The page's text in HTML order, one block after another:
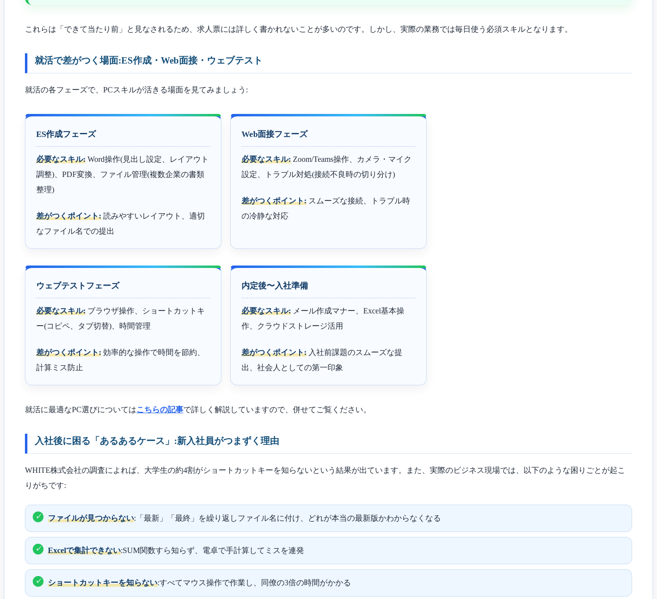
これらは「できて当たり前」と見なされるため、求人票には詳しく書かれないことが多いのです。しかし、実際の業務では毎日使う必須スキルとなります。
就活で差がつく場面:ES作成・Web面接・ウェブテスト
就活の各フェーズで、PCスキルが活きる場面を見てみましょう:
ES作成フェーズ
必要なスキル: Word操作(見出し設定、レイアウト
調整)、PDF変換、ファイル管理(複数企業の書類
整理)
差がつくポイント: 読みやすいレイアウト、適切
なファイル名での提出
Web面接フェーズ
必要なスキル: Zoom/Teams操作、カメラ・マイク
設定、トラブル対処(接続不良時の切り分け)
差がつくポイント: スムーズな接続、トラブル時
の冷静な対応
ウェブテストフェーズ
必要なスキル: ブラウザ操作、ショートカットキ
ー(コピペ、タブ切替)、時間管理
差がつくポイント: 効率的な操作で時間を節約、
計算ミス防止
内定後〜入社準備
必要なスキル: メール作成マナー、Excel基本操
作、クラウドストレージ活用
差がつくポイント: 入社前課題のスムーズな提
出、社会人としての第一印象
就活に最適なPC選びについてはこちらの記事で詳しく解説していますので、併せてご覧ください。
入社後に困る「あるあるケース」:新入社員がつまずく理由
WHITE株式会社の調査によれば、大学生の約4割がショートカットキーを知らないという結果が出ています。また、実際のビジネス現場では、以下のような困りごとが起こ
りがちです:
ファイルが見つからない:「最新」「最終」を繰り返しファイル名に付け、どれが本当の最新版かわからなくなる
Excelで集計できない:SUM関数すら知らず、電卓で手計算してミスを連発
ショートカットキーを知らない:すべてマウス操作で作業し、同僚の3倍の時間がかかる